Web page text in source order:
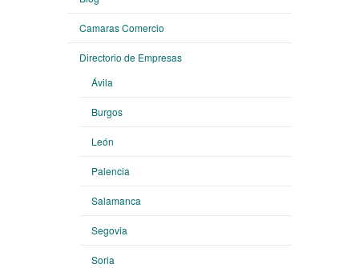
Camaras Comercio
Directorio de Empresas
Ávila
Burgos
León
Palencia
Salamanca
Segovia
Soria